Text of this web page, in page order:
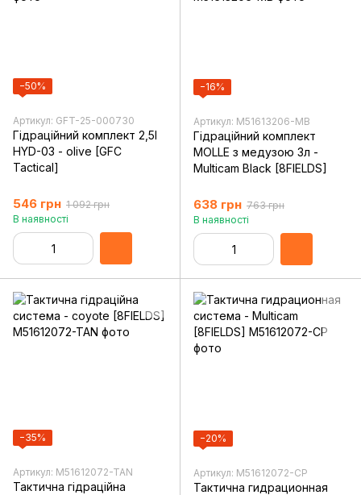
−50%
Артикул: GFT-25-000730
Гідраційний комплект 2,5l
HYD-03 - olive [GFC
Tactical]
546 грн 1 092 грн
В наявності
−16%
Артикул: M51613206-MB
Гідраційний комплект
MOLLE з медузою 3л -
Multicam Black [8FIELDS]
638 грн 763 грн
В наявності
−35%
Артикул: M51612072-TAN
Тактична гідраційна
−20%
Артикул: M51612072-CP
Тактична гидрационная